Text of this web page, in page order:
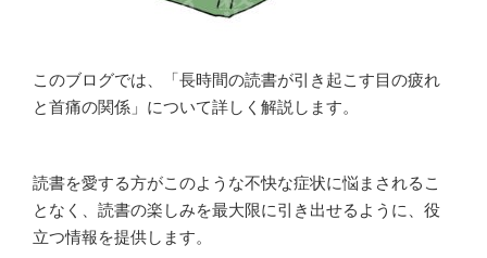
このブログでは、「長時間の読書が引き起こす目の疲れ
と首痛の関係」について詳しく解説します。
読書を愛する方がこのような不快な症状に悩まされるこ
となく、読書の楽しみを最大限に引き出せるように、役
立つ情報を提供します。